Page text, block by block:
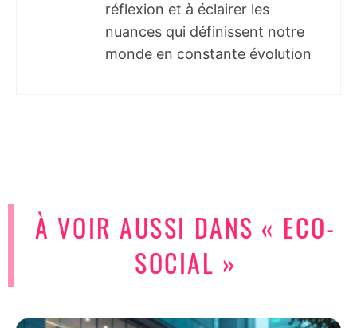
réflexion et à éclairer les
nuances qui définissent notre
monde en constante évolution
À VOIR AUSSI DANS « ECO-
SOCIAL »